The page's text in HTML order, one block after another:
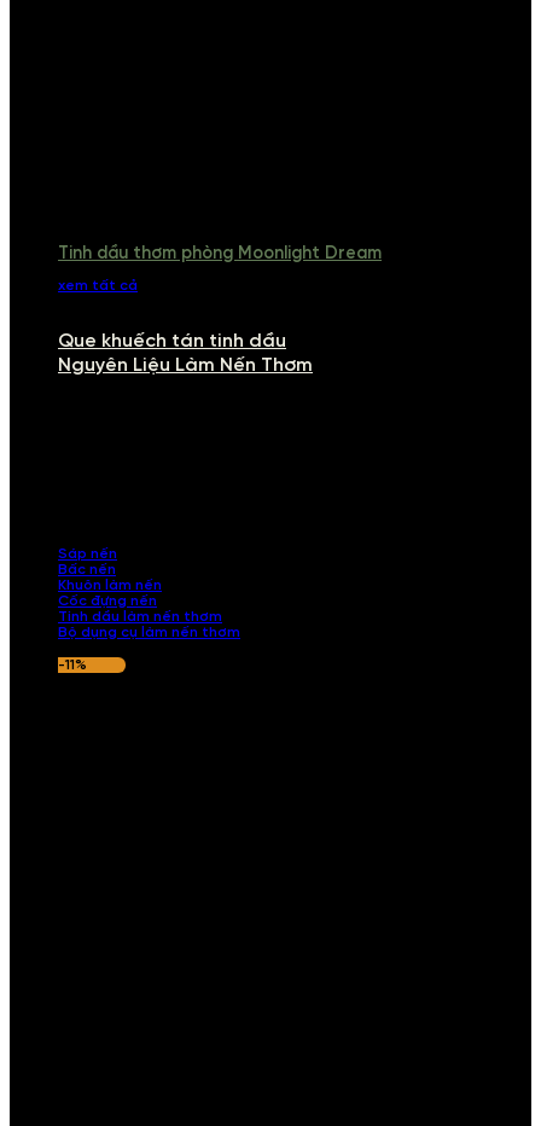
Tinh dầu thơm phòng Moonlight Dream
xem tất cả
Que khuếch tán tinh dầu
Nguyên Liệu Làm Nến Thơm
Sáp nến
Bấc nến
Khuôn làm nến
Cốc đựng nến
Tinh dầu làm nến thơm
Bộ dụng cụ làm nến thơm
-11%